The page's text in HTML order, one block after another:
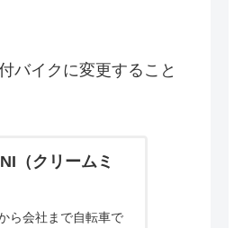
バイクに変更すること
（クリームミ
ら会社まで自転車で